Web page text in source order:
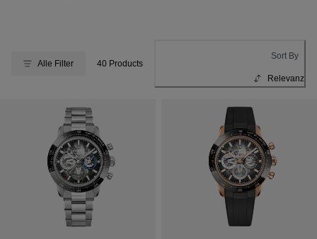
Alle Filter 40 Products
Sort By
Relevanz